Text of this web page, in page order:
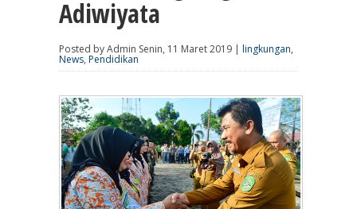
Adiwiyata
Posted by Admin Senin, 11 Maret 2019 | lingkungan,
News, Pendidikan